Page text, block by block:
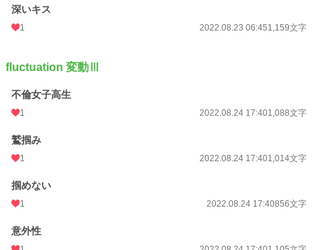
深いキス
1 2022.08.23 06:451,159文字
fluctuation 変動Ⅲ
不倫女子高生
1 2022.08.24 17:401,088文字
鷲掴み
1 2022.08.24 17:401,014文字
掴めない
1 2022.08.24 17:40856文字
意外性